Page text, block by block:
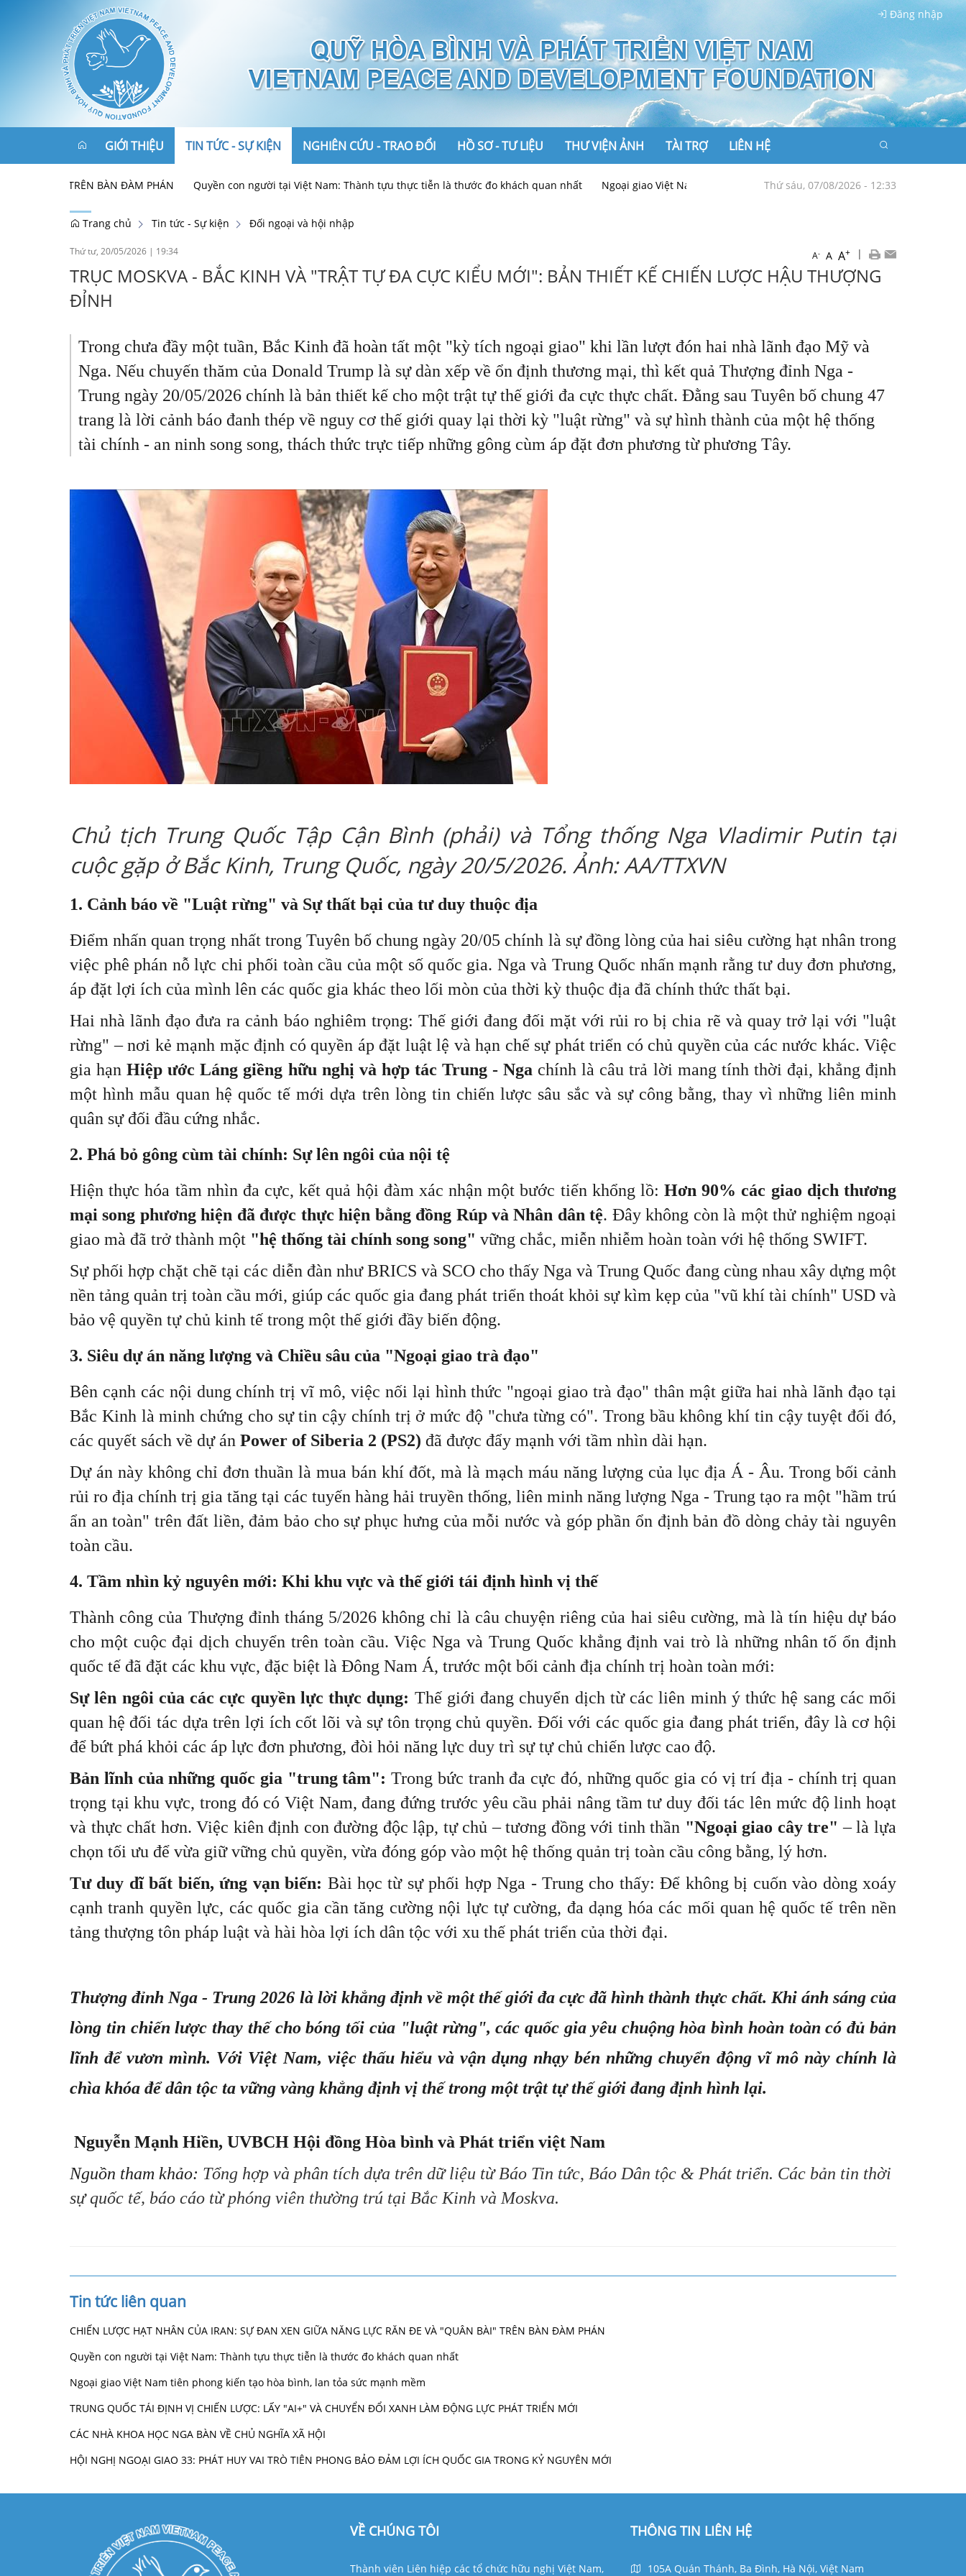
Đăng nhập
GIỚI THIỆU
Ban Lãnh đạo
Liên kết
Nhà tài trợ
Bạn bè - Người ủng hộ
Cộng tác viên - Thực tập sinh
TIỂU SỬ LÃNH ĐẠOChủ tịch Danh dự
Chủ tịch Hội đồng
Thành viên nòng cốt của chúng tôi
TIN TỨC - SỰ KIỆN
Kinh tế - Phát triển
Môi trường sinh thái
Chủ quyền biển đảo
NGHIÊN CỨU - TRAO ĐỔI HỒ SƠ - TƯ LIỆU THƯ VIỆN ẢNH TÀI TRỢ LIÊN HỆ
BÀI" TRÊN BÀN ĐÀM PHÁN Quyền con người tại Việt Nam: Thành tựu thực tiễn là thước đo khách quan nhất Ngoại giao Việt Nam tiên phong kiến tạo hòa bình, lan tỏa sức mạnh mềm
Thứ sáu, 07/08/2026 - 12:33
Trang chủ Tin tức - Sự kiện Đối ngoại và hội nhập
Thứ tư, 20/05/2026 | 19:34 A- A A+ |
TRỤC MOSKVA - BẮC KINH VÀ "TRẬT TỰ ĐA CỰC KIỂU MỚI": BẢN THIẾT KẾ CHIẾN LƯỢC HẬU THƯỢNG
ĐỈNH
Trong chưa đầy một tuần, Bắc Kinh đã hoàn tất một "kỳ tích ngoại giao" khi lần lượt đón hai nhà lãnh đạo Mỹ và
Nga. Nếu chuyến thăm của Donald Trump là sự dàn xếp về ổn định thương mại, thì kết quả Thượng đỉnh Nga -
Trung ngày 20/05/2026 chính là bản thiết kế cho một trật tự thế giới đa cực thực chất. Đằng sau Tuyên bố chung 47
trang là lời cảnh báo đanh thép về nguy cơ thế giới quay lại thời kỳ "luật rừng" và sự hình thành của một hệ thống
tài chính - an ninh song song, thách thức trực tiếp những gông cùm áp đặt đơn phương từ phương Tây.
Chủ tịch Trung Quốc Tập Cận Bình (phải) và Tổng thống Nga Vladimir Putin tại
cuộc gặp ở Bắc Kinh, Trung Quốc, ngày 20/5/2026. Ảnh: AA/TTXVN
1. Cảnh báo về "Luật rừng" và Sự thất bại của tư duy thuộc địa
Điểm nhấn quan trọng nhất trong Tuyên bố chung ngày 20/05 chính là sự đồng lòng của hai siêu cường hạt nhân trong
việc phê phán nỗ lực chi phối toàn cầu của một số quốc gia. Nga và Trung Quốc nhấn mạnh rằng tư duy đơn phương,
áp đặt lợi ích của mình lên các quốc gia khác theo lối mòn của thời kỳ thuộc địa đã chính thức thất bại.
Hai nhà lãnh đạo đưa ra cảnh báo nghiêm trọng: Thế giới đang đối mặt với rủi ro bị chia rẽ và quay trở lại với "luật
rừng" – nơi kẻ mạnh mặc định có quyền áp đặt luật lệ và hạn chế sự phát triển có chủ quyền của các nước khác. Việc
gia hạnHiệp ước Láng giềng hữu nghị và hợp tác Trung - Nga chính là câu trả lời mang tính thời đại, khẳng định
một hình mẫu quan hệ quốc tế mới dựa trên lòng tin chiến lược sâu sắc và sự công bằng, thay vì những liên minh
quân sự đối đầu cứng nhắc.
2. Phá bỏ gông cùm tài chính: Sự lên ngôi của nội tệ
Hiện thực hóa tầm nhìn đa cực, kết quả hội đàm xác nhận một bước tiến khổng lồ:Hơn 90% các giao dịch thương
mại song phương hiện đã được thực hiện bằng đồng Rúp và Nhân dân tệ. Đây không còn là một thử nghiệm ngoại
giao mà đã trở thành một "hệ thống tài chính song song" vững chắc, miễn nhiễm hoàn toàn với hệ thống SWIFT.
Sự phối hợp chặt chẽ tại các diễn đàn như BRICS và SCO cho thấy Nga và Trung Quốc đang cùng nhau xây dựng một
nền tảng quản trị toàn cầu mới, giúp các quốc gia đang phát triển thoát khỏi sự kìm kẹp của "vũ khí tài chính" USD và
bảo vệ quyền tự chủ kinh tế trong một thế giới đầy biến động.
3. Siêu dự án năng lượng và Chiều sâu của "Ngoại giao trà đạo"
Bên cạnh các nội dung chính trị vĩ mô, việc nối lại hình thức "ngoại giao trà đạo" thân mật giữa hai nhà lãnh đạo tại
Bắc Kinh là minh chứng cho sự tin cậy chính trị ở mức độ "chưa từng có". Trong bầu không khí tin cậy tuyệt đối đó,
các quyết sách về dự án Power of Siberia 2 (PS2) đã được đẩy mạnh với tầm nhìn dài hạn.
Dự án này không chỉ đơn thuần là mua bán khí đốt, mà là mạch máu năng lượng của lục địa Á - Âu. Trong bối cảnh
rủi ro địa chính trị gia tăng tại các tuyến hàng hải truyền thống, liên minh năng lượng Nga - Trung tạo ra một "hầm trú
ẩn an toàn" trên đất liền, đảm bảo cho sự phục hưng của mỗi nước và góp phần ổn định bản đồ dòng chảy tài nguyên
toàn cầu.
4. Tầm nhìn kỷ nguyên mới: Khi khu vực và thế giới tái định hình vị thế
Thành công của Thượng đỉnh tháng 5/2026 không chỉ là câu chuyện riêng của hai siêu cường, mà là tín hiệu dự báo
cho một cuộc đại dịch chuyển trên toàn cầu. Việc Nga và Trung Quốc khẳng định vai trò là những nhân tố ổn định
quốc tế đã đặt các khu vực, đặc biệt là Đông Nam Á, trước một bối cảnh địa chính trị hoàn toàn mới:
Sự lên ngôi của các cực quyền lực thực dụng: Thế giới đang chuyển dịch từ các liên minh ý thức hệ sang các mối
quan hệ đối tác dựa trên lợi ích cốt lõi và sự tôn trọng chủ quyền. Đối với các quốc gia đang phát triển, đây là cơ hội
để bứt phá khỏi các áp lực đơn phương, đòi hỏi năng lực duy trì sự tự chủ chiến lược cao độ.
Bản lĩnh của những quốc gia "trung tâm": Trong bức tranh đa cực đó, những quốc gia có vị trí địa - chính trị quan
trọng tại khu vực, trong đó có Việt Nam, đang đứng trước yêu cầu phải nâng tầm tư duy đối tác lên mức độ linh hoạt
và thực chất hơn. Việc kiên định con đường độc lập, tự chủ – tương đồng với tinh thần "Ngoại giao cây tre" – là lựa
chọn tối ưu để vừa giữ vững chủ quyền, vừa đóng góp vào một hệ thống quản trị toàn cầu công bằng, lý hơn.
Tư duy dĩ bất biến, ứng vạn biến: Bài học từ sự phối hợp Nga - Trung cho thấy: Để không bị cuốn vào dòng xoáy
cạnh tranh quyền lực, các quốc gia cần tăng cường nội lực tự cường, đa dạng hóa các mối quan hệ quốc tế trên nền
tảng thượng tôn pháp luật và hài hòa lợi ích dân tộc với xu thế phát triển của thời đại.
Thượng đỉnh Nga - Trung 2026 là lời khẳng định về một thế giới đa cực đã hình thành thực chất. Khi ánh sáng của
lòng tin chiến lược thay thế cho bóng tối của "luật rừng", các quốc gia yêu chuộng hòa bình hoàn toàn có đủ bản
lĩnh để vươn mình. Với Việt Nam, việc thấu hiểu và vận dụng nhạy bén những chuyển động vĩ mô này chính là
chìa khóa để dân tộc ta vững vàng khẳng định vị thế trong một trật tự thế giới đang định hình lại.
Nguyễn Mạnh Hiền, UVBCH Hội đồng Hòa bình và Phát triển việt Nam
Nguồn tham khảo: Tổng hợp và phân tích dựa trên dữ liệu từ Báo Tin tức, Báo Dân tộc & Phát triển. Các bản tin thời
sự quốc tế, báo cáo từ phóng viên thường trú tại Bắc Kinh và Moskva.
Tin tức liên quan
CHIẾN LƯỢC HẠT NHÂN CỦA IRAN: SỰ ĐAN XEN GIỮA NĂNG LỰC RĂN ĐE VÀ "QUÂN BÀI" TRÊN BÀN ĐÀM PHÁN
Quyền con người tại Việt Nam: Thành tựu thực tiễn là thước đo khách quan nhất
Ngoại giao Việt Nam tiên phong kiến tạo hòa bình, lan tỏa sức mạnh mềm
TRUNG QUỐC TÁI ĐỊNH VỊ CHIẾN LƯỢC: LẤY "AI+" VÀ CHUYỂN ĐỔI XANH LÀM ĐỘNG LỰC PHÁT TRIỂN MỚI
CÁC NHÀ KHOA HỌC NGA BÀN VỀ CHỦ NGHĨA XÃ HỘI
HỘI NGHỊ NGOẠI GIAO 33: PHÁT HUY VAI TRÒ TIÊN PHONG BẢO ĐẢM LỢI ÍCH QUỐC GIA TRONG KỶ NGUYÊN MỚI
VỀ CHÚNG TÔI
Thành viên Liên hiệp các tổ chức hữu nghị Việt Nam,
THÔNG TIN LIÊN HỆ
105A Quán Thánh, Ba Đình, Hà Nội, Việt Nam